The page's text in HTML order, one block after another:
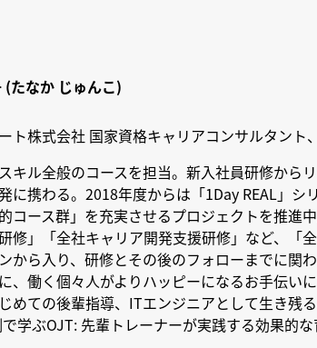
(たなか じゅんこ)
ト株式会社 国家資格キャリアコンサルタント
キル全般のコースを担当。新入社員研修から
に携わる。2018年度からは「1Day REAL」シ
コース群」を充実させるプロジェクトを推進
修」「全社キャリア開発支援研修」など、「
から入り、研修とその後のフォローまでに関
、働く個々人がよりハッピーになるお手伝いに
めての後輩指導、ITエンジニアとして生き残
学ぶOJT: 先輩トレーナーが実践する効果的